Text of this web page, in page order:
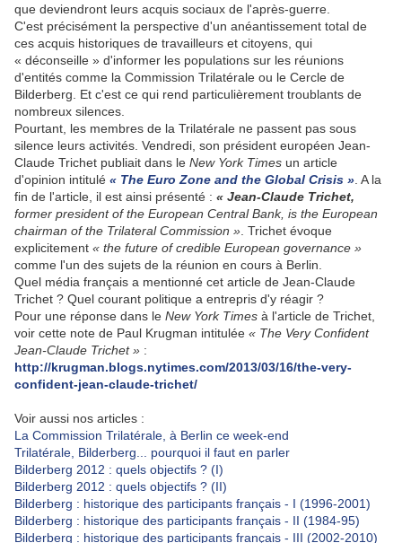
que deviendront leurs acquis sociaux de l'après-guerre.
C'est précisément la perspective d'un anéantissement total de
ces acquis historiques de travailleurs et citoyens, qui
« déconseille » d'informer les populations sur les réunions
d'entités comme la Commission Trilatérale ou le Cercle de
Bilderberg. Et c'est ce qui rend particulièrement troublants de
nombreux silences.
Pourtant, les membres de la Trilatérale ne passent pas sous
silence leurs activités. Vendredi, son président européen Jean-
Claude Trichet publiait dans le New York Times un article
d'opinion intitulé « The Euro Zone and the Global Crisis » . A la
fin de l'article, il est ainsi présenté : « Jean-Claude Trichet,
former president of the European Central Bank, is the European
chairman of the Trilateral Commission » . Trichet évoque
explicitement « the future of credible European governance »
comme l'un des sujets de la réunion en cours à Berlin.
Quel média français a mentionné cet article de Jean-Claude
Trichet ? Quel courant politique a entrepris d'y réagir ?
Pour une réponse dans le New York Times à l'article de Trichet,
voir cette note de Paul Krugman intitulée « The Very Confident
Jean-Claude Trichet » :
http://krugman.blogs.nytimes.com/2013/03/16/the-very-
confident-jean-claude-trichet/
Voir aussi nos articles :
La Commission Trilatérale, à Berlin ce week-end
Trilatérale, Bilderberg... pourquoi il faut en parler
Bilderberg 2012 : quels objectifs ? (I)
Bilderberg 2012 : quels objectifs ? (II)
Bilderberg : historique des participants français - I (1996-2001)
Bilderberg : historique des participants français - II (1984-95)
Bilderberg : historique des participants français - III (2002-2010)